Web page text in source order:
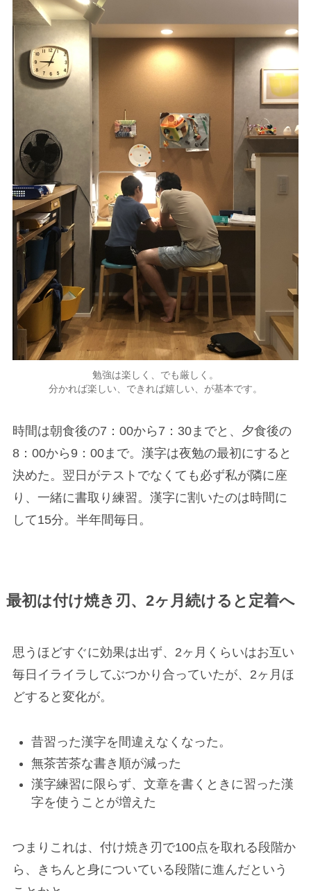
勉強は楽しく、でも厳しく。
分かれば楽しい、できれば嬉しい、が基本です。
時間は朝食後の7：00から7：30までと、夕食後の
8：00から9：00まで。漢字は夜勉の最初にすると
決めた。翌日がテストでなくても必ず私が隣に座
り、一緒に書取り練習。漢字に割いたのは時間に
して15分。半年間毎日。
最初は付け焼き刃、2ヶ月続ける と 定着へ
思うほどすぐに効果は出ず、2ヶ月くらいはお互い
毎日イライラしてぶつかり合っていたが、2ヶ月ほ
どすると変化が。
昔習った漢字を間違えなくなった。
無茶苦茶な書き順が減った
漢字練習に限らず、文章を書くときに習った漢
字を使うことが増えた
つまりこれは、付け焼き刃で100点を取れる段階か
ら、きちんと身についている段階に進んだという